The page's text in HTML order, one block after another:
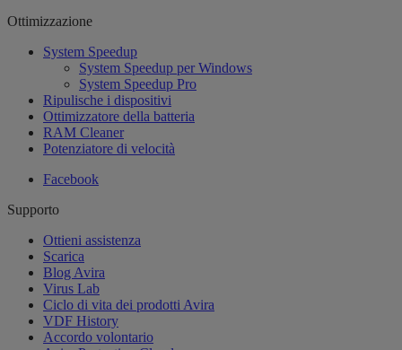
Ottimizzazione
System Speedup
System Speedup per Windows
System Speedup Pro
Ripulische i dispositivi
Ottimizzatore della batteria
RAM Cleaner
Potenziatore di velocità
Facebook
Supporto
Ottieni assistenza
Scarica
Blog Avira
Virus Lab
Ciclo di vita dei prodotti Avira
VDF History
Accordo volontario